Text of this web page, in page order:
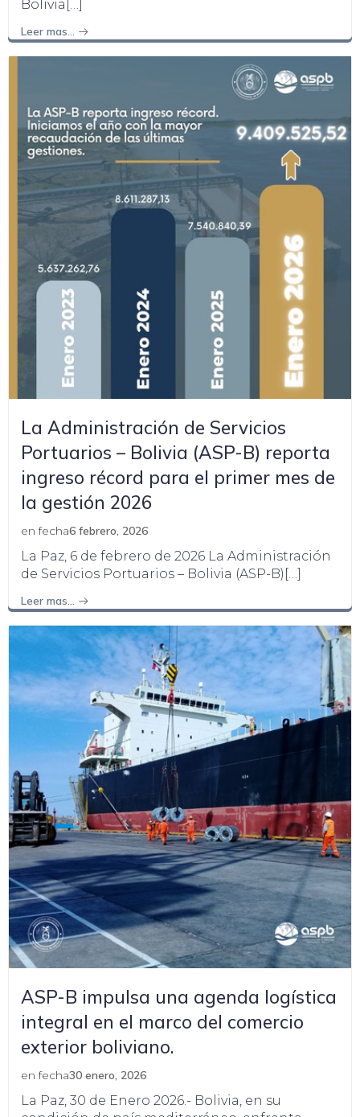
Bolivia[…]
Leer mas…
La Administración de Servicios
Portuarios – Bolivia (ASP-B) reporta
ingreso récord para el primer mes de
la gestión 2026
en fecha6 febrero, 2026
La Paz, 6 de febrero de 2026 La Administración
de Servicios Portuarios – Bolivia (ASP-B)[…]
Leer mas…
ASP-B impulsa una agenda logística
integral en el marco del comercio
exterior boliviano.
en fecha30 enero, 2026
La Paz, 30 de Enero 2026.- Bolivia, en su